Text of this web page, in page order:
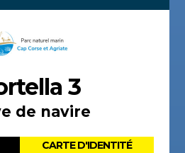
3
de navire
CARTE D'IDENTITÉ